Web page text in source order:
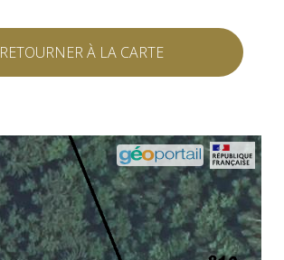
RETOURNER À LA CARTE